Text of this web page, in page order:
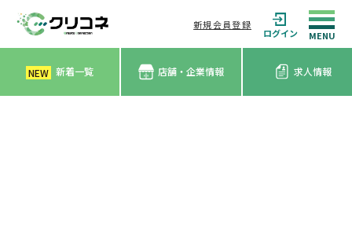
新規会員登録
ログイン
NEW 新着一覧 店舗・企業情報 求人情報